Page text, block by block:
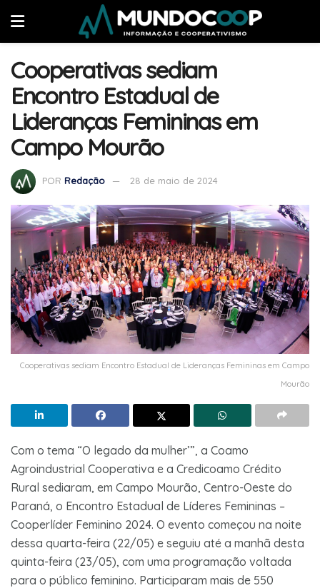
Cooperativas sediam
Encontro Estadual de
Lideranças Femininas em
Campo Mourão
POR Redação 28 de maio de 2024
Cooperativas sediam Encontro Estadual de Lideranças Femininas em Campo
Mourão
Com o tema “O legado da mulher’”, a Coamo
Agroindustrial Cooperativa e a Credicoamo Crédito
Rural sediaram, em Campo Mourão, Centro-Oeste do
Paraná, o Encontro Estadual de Líderes Femininas –
Cooperlíder Feminino 2024. O evento começou na noite
dessa quarta-feira (22/05) e seguiu até a manhã desta
quinta-feira (23/05), com uma programação voltada
para o público feminino. Participaram mais de 550